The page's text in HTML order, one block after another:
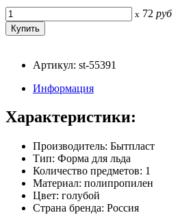
x 72 руб
Артикул: st-55391
Информация
Характеристики:
Производитель: Бытпласт
Тип: Форма для льда
Количество предметов: 1
Материал: полипропилен
Цвет: голубой
Страна бренда: Россия